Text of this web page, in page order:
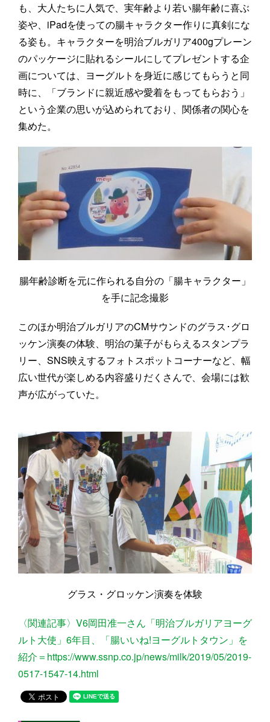
も、大人たちに人気で、実年齢より若い腸年齢に喜ぶ
姿や、iPadを使っての腸キャラクター作りに真剣にな
る姿も。キャラクターを明治ブルガリア400gプレーン
のパッケージに貼れるシールにしてプレゼントする企
画については、ヨーグルトを身近に感じてもらうと同
時に、「ブランドに親近感や愛着をもってもらおう」
という企業の思いが込められており、関係者の関心を
集めた。
腸年齢診断を元に作られる自分の「腸キャラクター」
を手に記念撮影
このほか明治ブルガリアのCMサウンドのグラス･グロ
ッケン演奏の体験、明治の菓子がもらえるスタンプラ
リー、SNS映えするフォトスポットコーナーなど、幅
広い世代が楽しめる内容盛りだくさんで、会場には歓
声が広がっていた。
グラス・グロッケン演奏を体験
〈関連記事〉V6岡田准一さん「明治ブルガリアヨーグ
ルト大使」6年目、「腸いいね!ヨーグルトタウン」を
紹介＝https://www.ssnp.co.jp/news/milk/2019/05/2019-
0517-1547-14.html